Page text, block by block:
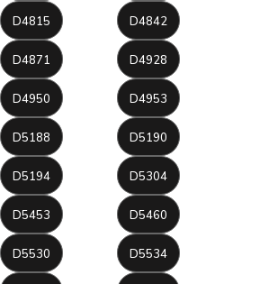
D4815 D4842
D4871 D4928
D4950 D4953
D5188 D5190
D5194 D5304
D5453 D5460
D5530 D5534